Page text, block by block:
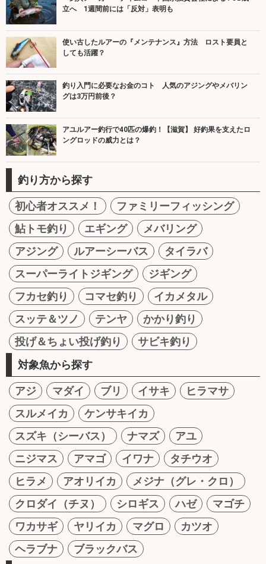
立へ 1週間前には「反対」表明も
使い古したルアーの『メンテナンス』方法 ロスト要員と
しても活躍？
釣り入門に必要なお金のコト 人気のアジングやメバリン
グは3万円前後？
アユルアー釣行で40匹の爆釣！【滋賀】 好釣果を支えたロ
ングロッドの威力とは？
釣り方から探す
初心者オススメ！
ファミリーフィッシング
鮎トモ釣り
エギング
メバリング
アジング
ルアーシーバス
タイラバ
スーパーライトジギング
ジギング
フカセ釣り
コマセ釣り
イカメタル
スッテ＆ツノ
テンヤ
かかり釣り
投げ＆ちょい投げ釣り
サビキ釣り
対象魚から探す
アジ マダイ ブリ イサキ
ヒラマサ
スルメイカ
ケンサキイカ
スズキ（シーバス）
ナマズ
アユ
ニジマス
アマゴ イワナ
タチウオ
ヒラメ
アオリイカ
メジナ（グレ・クロ）
クロダイ（チヌ）
シロギス ハゼ
マゴチ
ワカサギ
ヤリイカ マグロ
カツオ
ヘラブナ
ブラックバス